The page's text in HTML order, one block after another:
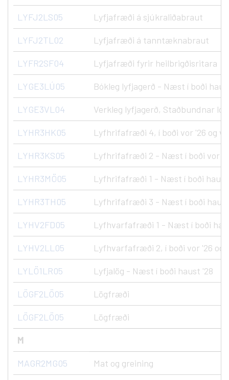
LYFJ2LS05 Lyfjafræði á sjúkraliðabraut
LYFJ2TL02 Lyfjafræði á tanntæknabraut
LYFR2SF04 Lyfjafræði fyrir heilbrigðisritara
LYGE3LÚ05 Bókleg lyfjagerð - Næst í boði
LYGE3VL04 Verkleg lyfjagerð, Staðbundnar
LYHR3HK05 Lyfhrifafræði 4, í boði vor '26 og
LYHR3KS05 Lyfhrifafræði 2 - Næst í boði vor
LYHR3MÖ05 Lyfhrifafræði 1 - Næst í boði haust
LYHR3TH05 Lyfhrifafræði 3 - Næst í boði
LYHV2FD05 Lyfhvarfafræði 1 - Næst í boði
LYHV2LL05 Lyfhvarfafræði 2, í boði vor '26 og
LYLÖ1LR05 Lyfjalög - Næst í boði haust '28
LÖGF2LÖ05 Lögfræði
LÖGF2LÖ05 Lögfræði
M
MAGR2MG05 Mat og greining